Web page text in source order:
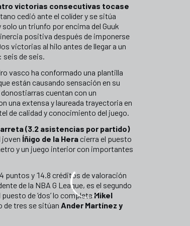
victorias consecutivas tocase
cedió ante el colíder y se sitúa
un triunfo por encima del Guuk
positiva después de imponerse
victorias al hilo antes de llegar a un
seis de seis.
vasco ha conformado una plantilla
están causando sensación en su
donostiarras cuentan con un
una extensa y laureada trayectoria en
de calidad y conocimiento del juego.
(3.2 asistencias por partido)
joven Íñigo de la Heracierra el puesto
y un juego interior con importantes
puntos y 14.8 créditos de valoración
de la NBA G League, es el segundo
de ‘dos’ lo completaMikel
de tres se sitúan Ander Martínez y